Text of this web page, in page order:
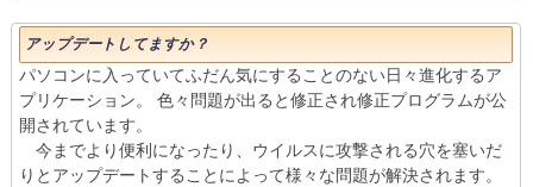
アップデートしてますか？
パソコンに入っていてふだん気にすることのない日々進化するア
プリケーション。 色々問題が出ると修正され修正プログラムが公
開されています。
今までより便利になったり、ウイルスに攻撃される穴を塞いだ
りとアップデートすることによって様々な問題が解決されます。